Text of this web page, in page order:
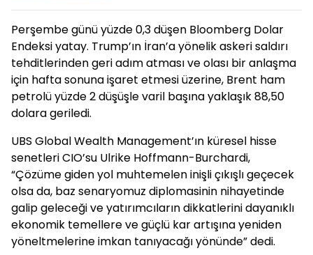
Perşembe günü yüzde 0,3 düşen Bloomberg Dolar
Endeksi yatay. Trump’ın İran’a yönelik askeri saldırı
tehditlerinden geri adım atması ve olası bir anlaşma
için hafta sonuna işaret etmesi üzerine, Brent ham
petrolü yüzde 2 düşüşle varil başına yaklaşık 88,50
dolara geriledi.
UBS Global Wealth Management’ın küresel hisse
senetleri CIO’su Ulrike Hoffmann-Burchardi,
“Çözüme giden yol muhtemelen inişli çıkışlı geçecek
olsa da, baz senaryomuz diplomasinin nihayetinde
galip geleceği ve yatırımcıların dikkatlerini dayanıklı
ekonomik temellere ve güçlü kar artışına yeniden
yöneltmelerine imkan tanıyacağı yönünde” dedi.